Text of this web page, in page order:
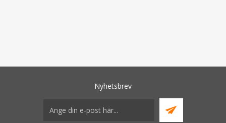
Nyhetsbrev